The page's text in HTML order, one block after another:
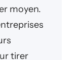
moyen.
tirer